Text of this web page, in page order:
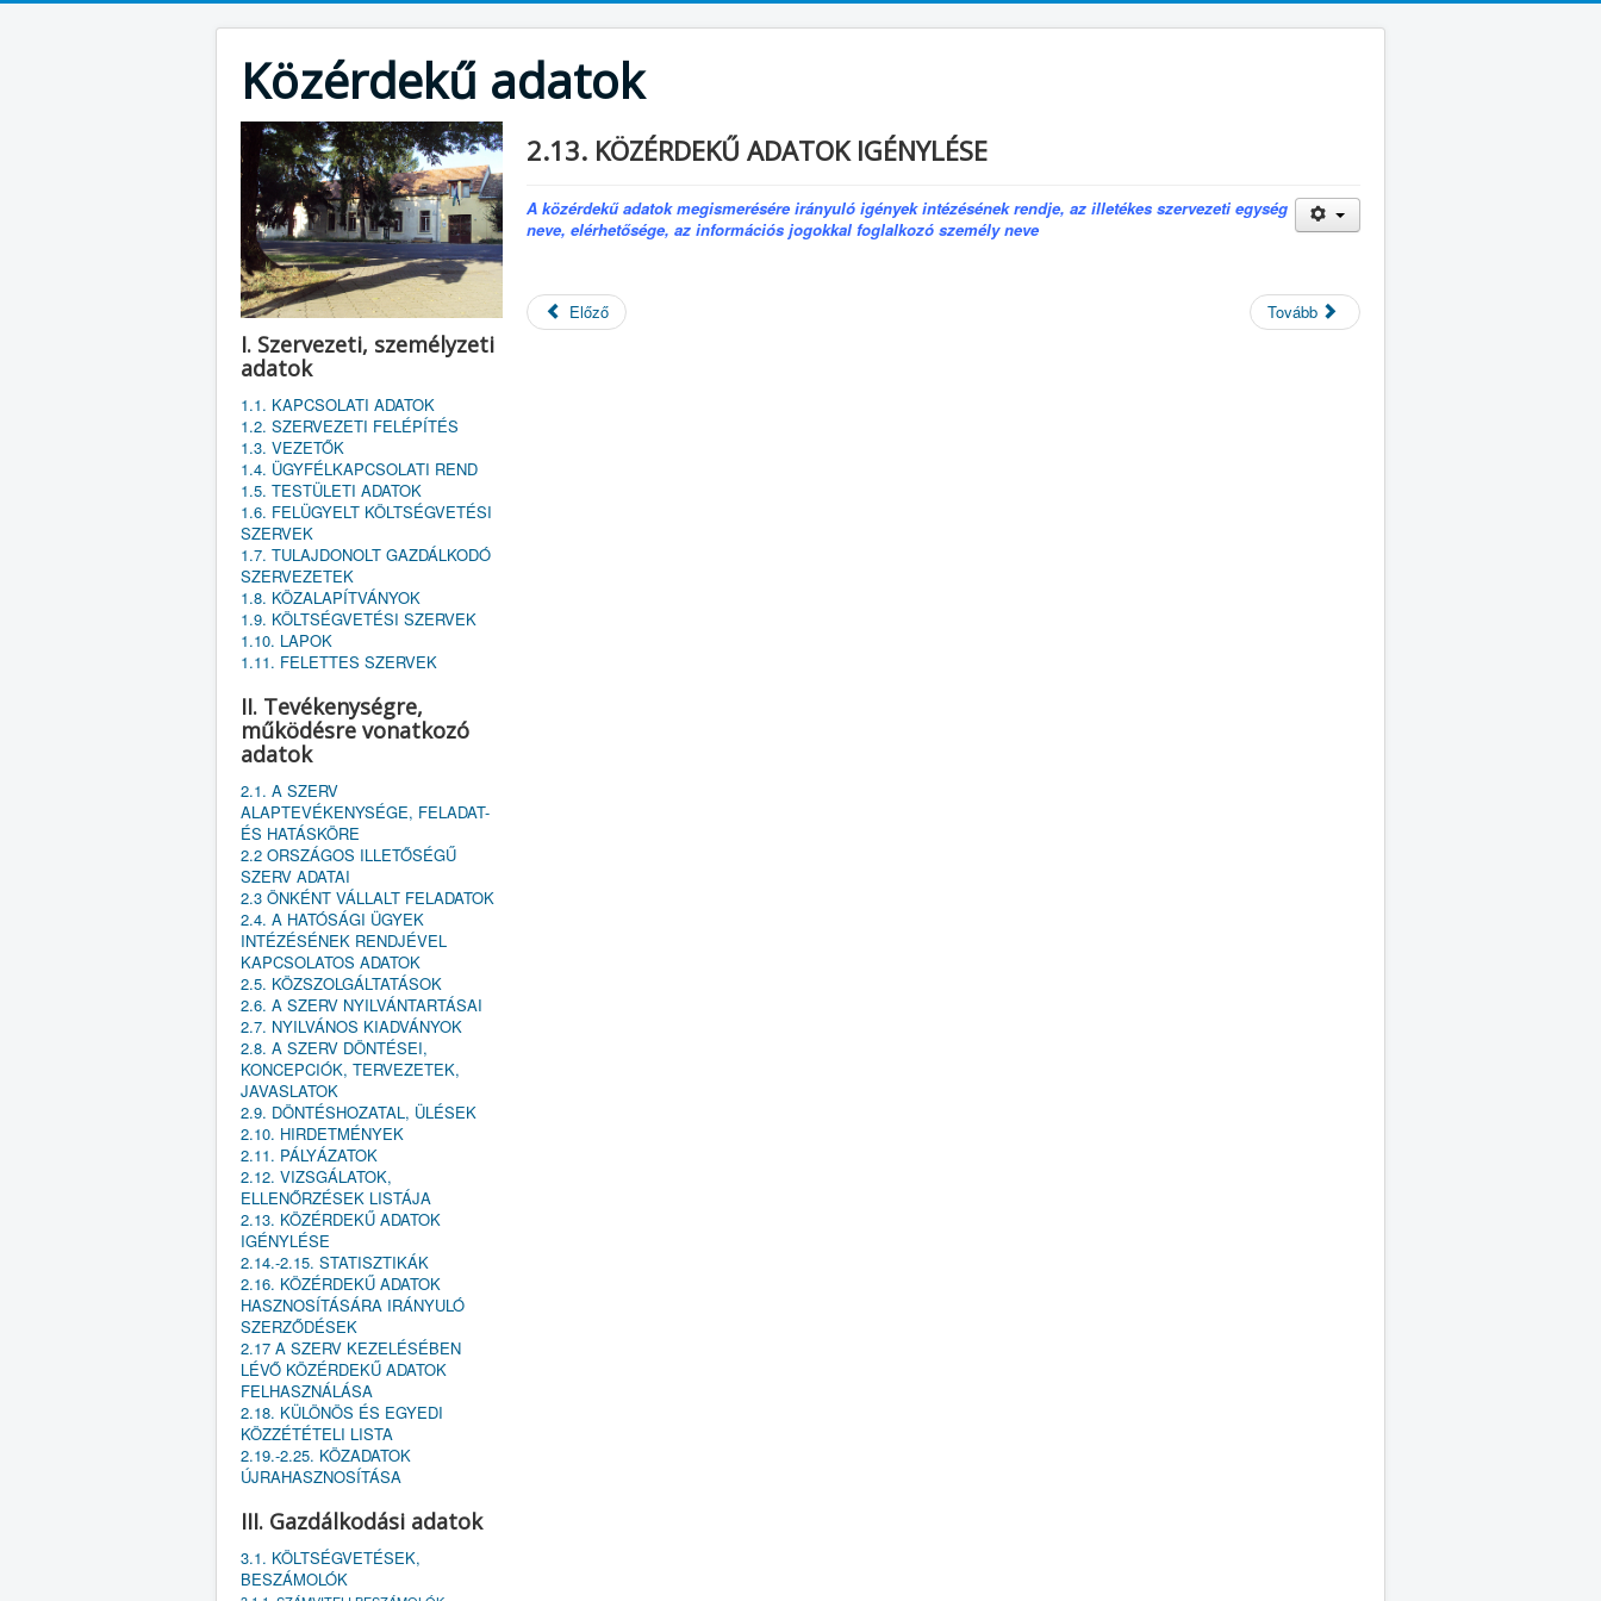
Közérdekű adatok
I. Szervezeti, személyzeti
adatok
1.1. KAPCSOLATI ADATOK
1.2. SZERVEZETI FELÉPÍTÉS
1.3. VEZETŐK
1.4. ÜGYFÉLKAPCSOLATI REND
1.5. TESTÜLETI ADATOK
1.6. FELÜGYELT KÖLTSÉGVETÉSI
SZERVEK
1.7. TULAJDONOLT GAZDÁLKODÓ
SZERVEZETEK
1.8. KÖZALAPÍTVÁNYOK
1.9. KÖLTSÉGVETÉSI SZERVEK
1.10. LAPOK
1.11. FELETTES SZERVEK
II. Tevékenységre,
működésre vonatkozó
adatok
2.1. A SZERV
ALAPTEVÉKENYSÉGE, FELADAT-
ÉS HATÁSKÖRE
2.2 ORSZÁGOS ILLETŐSÉGŰ
SZERV ADATAI
2.3 ÖNKÉNT VÁLLALT FELADATOK
2.4. A HATÓSÁGI ÜGYEK
INTÉZÉSÉNEK RENDJÉVEL
KAPCSOLATOS ADATOK
2.5. KÖZSZOLGÁLTATÁSOK
2.6. A SZERV NYILVÁNTARTÁSAI
2.7. NYILVÁNOS KIADVÁNYOK
2.8. A SZERV DÖNTÉSEI,
KONCEPCIÓK, TERVEZETEK,
JAVASLATOK
2.9. DÖNTÉSHOZATAL, ÜLÉSEK
2.10. HIRDETMÉNYEK
2.11. PÁLYÁZATOK
2.12. VIZSGÁLATOK,
ELLENŐRZÉSEK LISTÁJA
2.13. KÖZÉRDEKŰ ADATOK
IGÉNYLÉSE
2.14.-2.15. STATISZTIKÁK
2.16. KÖZÉRDEKŰ ADATOK
HASZNOSÍTÁSÁRA IRÁNYULÓ
SZERZŐDÉSEK
2.17 A SZERV KEZELÉSÉBEN
LÉVŐ KÖZÉRDEKŰ ADATOK
FELHASZNÁLÁSA
2.18. KÜLÖNÖS ÉS EGYEDI
KÖZZÉTÉTELI LISTA
2.19.-2.25. KÖZADATOK
ÚJRAHASZNOSÍTÁSA
III. Gazdálkodási adatok
3.1. KÖLTSÉGVETÉSEK,
BESZÁMOLÓK
2.13. KÖZÉRDEKŰ ADATOK IGÉNYLÉSE
A közérdekű adatok megismerésére irányuló igények intézésének rendje, az illetékes szervezeti egység
neve, elérhetősége, az információs jogokkal foglalkozó személy neve
Előző Tovább